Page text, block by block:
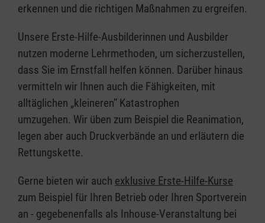
erkennen und die richtigen Maßnahmen zu ergreifen.
Unsere Erste-Hilfe-Ausbilderinnen und Ausbilder
nutzen moderne Lehrmethoden, um sicherzustellen,
dass Sie im Ernstfall helfen können. Darüber hinaus
vermitteln wir Ihnen auch die Fähigkeiten, mit
alltäglichen „kleineren” Katastrophen
umzugehen. Wir üben zum Beispiel die Reanimation,
legen aber auch Druckverbände an und erläutern die
Rettungskette.
Gerne bieten wir auch exklusive Erste-Hilfe-Kurse
zum Beispiel für Ihren Betrieb oder Ihren Sportverein
an - gegebenenfalls als Inhouse-Veranstaltung bei